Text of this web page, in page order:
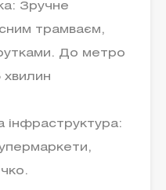
Зручне
трамваєм,
До метро
хвилин
інфраструктура: